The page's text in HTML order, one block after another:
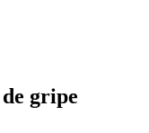
gripe